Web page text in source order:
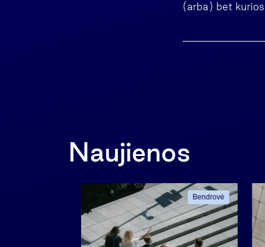
(arba) bet
Naujienos
Bendrovė